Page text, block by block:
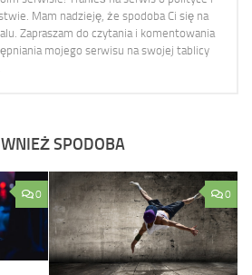
Mam nadzieję, że spodoba Ci się na
Zapraszam do czytania i komentowania
mojego serwisu na swojej tablicy
SPODOBA
0 0